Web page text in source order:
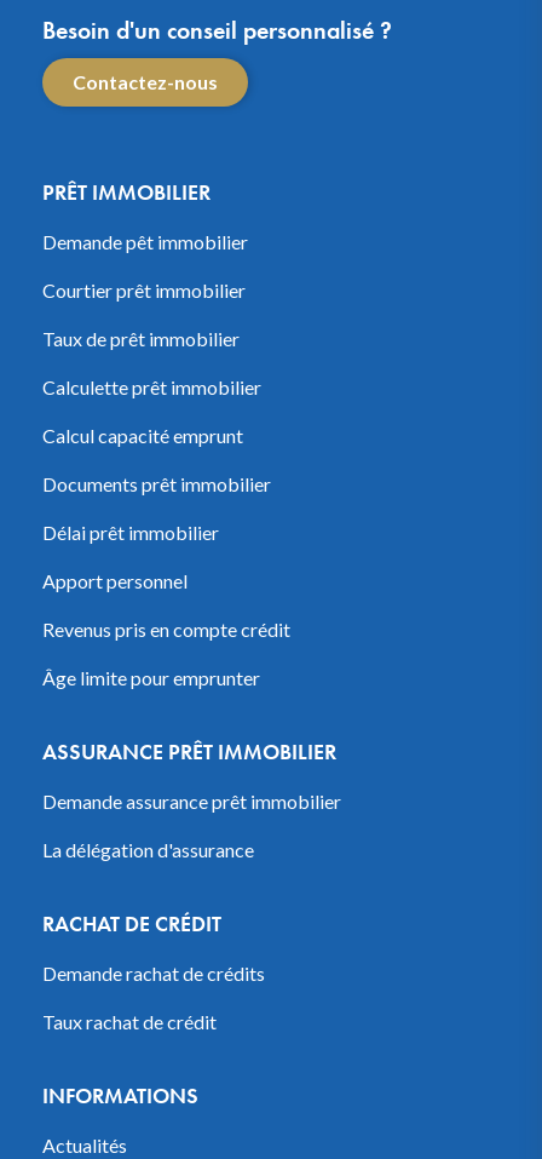
Besoin d'un conseil personnalisé ?
Contactez-nous
PRÊT IMMOBILIER
Demande pêt immobilier
Courtier prêt immobilier
Taux de prêt immobilier
Calculette prêt immobilier
Calcul capacité emprunt
Documents prêt immobilier
Délai prêt immobilier
Apport personnel
Revenus pris en compte crédit
Âge limite pour emprunter
ASSURANCE PRÊT IMMOBILIER
Demande assurance prêt immobilier
La délégation d'assurance
RACHAT DE CRÉDIT
Demande rachat de crédits
Taux rachat de crédit
INFORMATIONS
Actualités